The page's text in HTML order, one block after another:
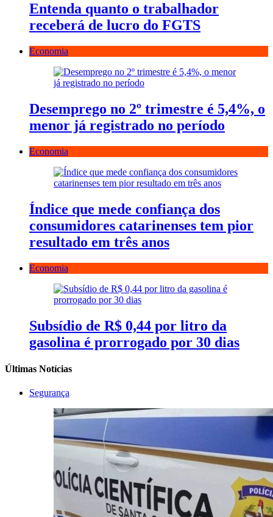
Entenda quanto o trabalhador
receberá de lucro do FGTS
Economia
Desemprego no 2º trimestre é 5,4%, o
menor já registrado no período
Economia
Índice que mede confiança dos
consumidores catarinenses tem pior
resultado em três anos
Economia
Subsídio de R$ 0,44 por litro da
gasolina é prorrogado por 30 dias
Últimas Notícias
Segurança